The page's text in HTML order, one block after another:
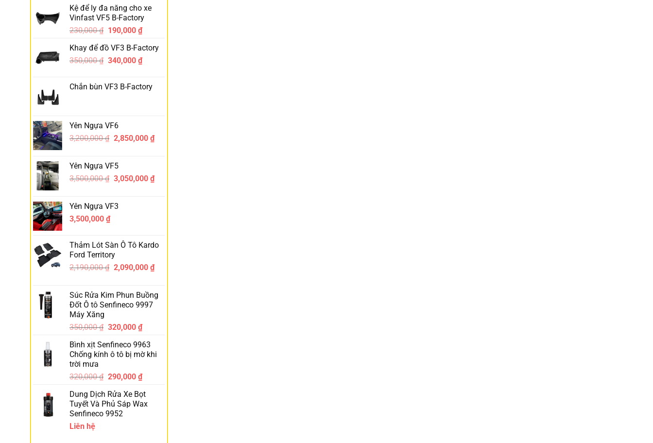
Kệ để ly đa năng cho xe
Vinfast VF5 B-Factory
230,000₫ 190,000 ₫
Khay để đồ VF3 B-Factory
350,000₫ 340,000 ₫
Chắn bùn VF3 B-Factory
Yên Ngựa VF6
3,200,000₫ 2,850,000 ₫
Yên Ngựa VF5
3,500,000₫ 3,050,000 ₫
Yên Ngựa VF3
3,500,000 ₫
Thảm Lót Sàn Ô Tô Kardo
Ford Territory
2,190,000₫ 2,090,000 ₫
Súc Rửa Kim Phun Buồng
Đốt Ô tô Senfineco 9997
Máy Xăng
350,000₫ 320,000 ₫
Bình xịt Senfineco 9963
Chống kính ô tô bị mờ khi
trời mưa
320,000₫ 290,000 ₫
Dung Dịch Rửa Xe Bọt
Tuyết Và Phủ Sáp Wax
Senfineco 9952
Liên hệ